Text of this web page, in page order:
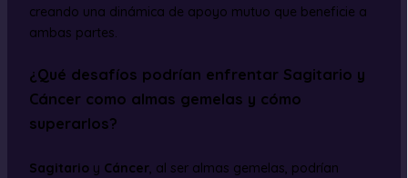
creando una dinámica de apoyo mutuo que beneficie a
ambas partes.
¿Qué desafíos podrían enfrentar Sagitario y
Cáncer como almas gemelas y cómo
superarlos?
Sagitarioy Cáncer, al ser almas gemelas, podrían